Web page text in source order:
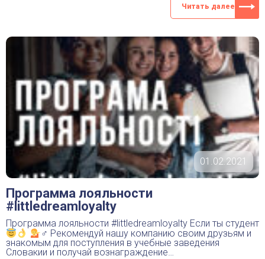
Читать далее
01.02.2021
Программа лояльности
#littledreamloyalty
Программа лояльности #littledreamloyalty Если ты студент
♂ Рекомендуй нашу компанию своим друзьям и
знакомым для поступления в учебные заведения
Словакии и получай вознаграждение…